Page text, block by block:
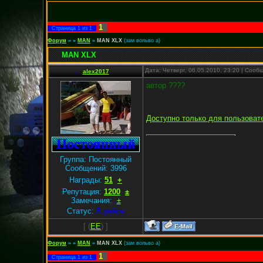
Страница 1 из 1 1
Форум » » MAN » MAN XLX (зам вольво а)
MAN XLX
alex2017 Дата: Четверг, 06.05.2010, 23:20 |
Группа: Постоянный
Сообщений: 3996
Награды: 51 +
Репутация: 1200 ±
Замечания: ±
Статус: В рейсе
автор ????
Доступно только для
[ (EE) ]
Форум » » MAN » MAN XLX (зам вольво а)
Страница 1 из 1 1